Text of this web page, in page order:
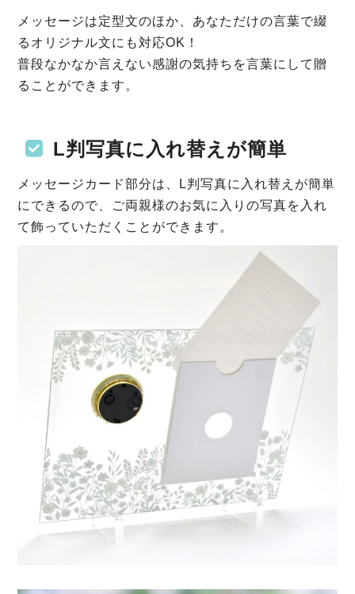
メッセージは定型文のほか、あなただけの言葉で綴
るオリジナル文にも対応OK！
普段なかなか言えない感謝の気持ちを言葉にして贈
ることができます。
L判写真に入れ替えが簡単
メッセージカード部分は、L判写真に入れ替えが簡単
にできるので、ご両親様のお気に入りの写真を入れ
て飾っていただくことができます。